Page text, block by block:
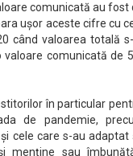
comunicată au fost
ușor aceste cifre cu
când valoarea totală
comunicată de
în particular
de pandemie,
cele care s-au
menține sau